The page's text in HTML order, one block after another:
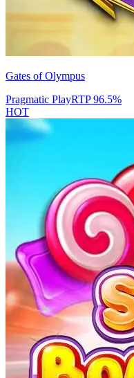
Gates of Olympus
Pragmatic PlayRTP96.5%
HOT